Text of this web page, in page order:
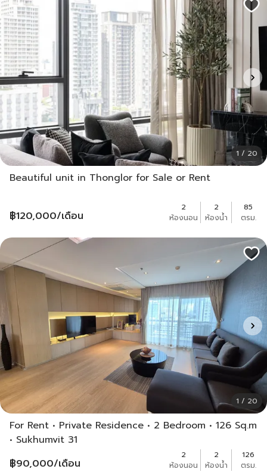
1 / 20
Beautiful unit in Thonglor for Sale or Rent
฿120,000/เดือน
2
ห้องนอน
2
ห้องน้ำ
85
ตรม.
1 / 20
For Rent • Private Residence • 2 Bedroom • 126 Sq.m
• Sukhumvit 31
฿90,000/เดือน
2
ห้องนอน
2
ห้องน้ำ
126
ตรม.